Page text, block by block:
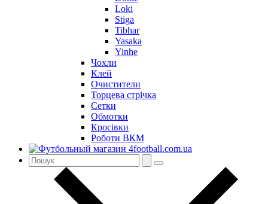
Loki
Stiga
Tibhar
Yasaka
Yinhe
Чохли
Клей
Очистители
Торцева стрічка
Сетки
Обмотки
Кросівки
Роботи ВКМ